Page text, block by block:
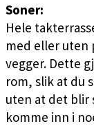
Soner:
Hele
med eller uten
vegger. Dette
rom, slik at du
uten at det blir
komme inn i